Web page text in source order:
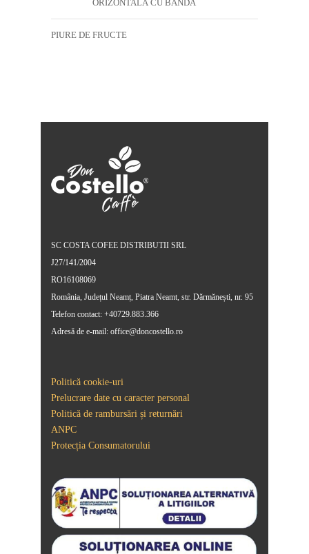
ORIZONTALĂ CU BANDA
PIURE DE FRUCTE
SC COSTA COFEE DISTRIBUTII SRL
J27/141/2004
RO16108069
România, Județul Neamț, Piatra Neamt, str. Dărmănești, nr. 95
Telefon contact: +40729.883.366
Adresă de e-mail: office@doncostello.ro
Politică cookie-uri
Prelucrare date cu caracter personal
Politică de rambursări și returnări
ANPC
Protecția Consumatorului